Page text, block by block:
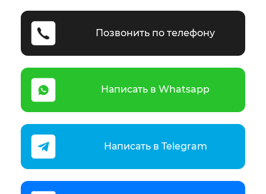
Позвонить по телефону
Написать в Whatsapp
Написать в Telegram